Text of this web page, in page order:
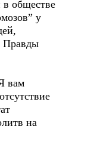
в обществе
у
Правды
вам
на